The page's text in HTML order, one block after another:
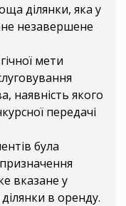
ділянки, яка у
незавершене
мети
наявність якого
передачі
була
вказане у
в оренду.